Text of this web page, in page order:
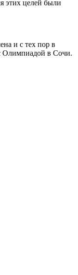
этих целей были
и с тех пор в
Олимпиадой в Сочи.